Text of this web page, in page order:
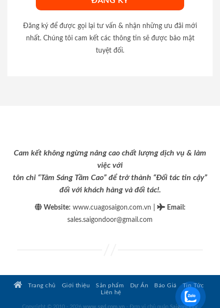
Đăng ký để được gọi lại tư vấn & nhận những ưu đãi mới
nhất. Chúng tôi cam kết các thông tin sẽ được bảo mật
tuyệt đối.
Cam kết không ngừng nâng cao chất lượng dịch vụ & làm
việc với
tôn chỉ “Tâm Sáng Tầm Cao” để trở thành “Đối tác tin cậy”
đối với khách hàng và đối tác!.
Website: www.cuagosaigon.com.vn Email :
sales.saigondoor@gmail.com
Trang chủ Giới thiệu Sản phẩm Dự Án Báo Giá
Tin Tức
Liên hệ
Copyright © 2010 - 2026 www.sgd.com.vn - Đơn vị chủ quản SaigonDoor